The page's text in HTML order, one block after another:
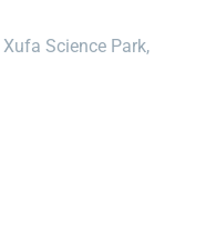
Science Park,